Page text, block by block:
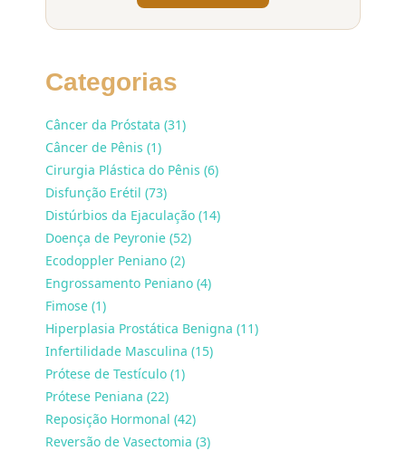
Categorias
Câncer da Próstata (31)
Câncer de Pênis (1)
Cirurgia Plástica do Pênis (6)
Disfunção Erétil (73)
Distúrbios da Ejaculação (14)
Doença de Peyronie (52)
Ecodoppler Peniano (2)
Engrossamento Peniano (4)
Fimose (1)
Hiperplasia Prostática Benigna (11)
Infertilidade Masculina (15)
Prótese de Testículo (1)
Prótese Peniana (22)
Reposição Hormonal (42)
Reversão de Vasectomia (3)